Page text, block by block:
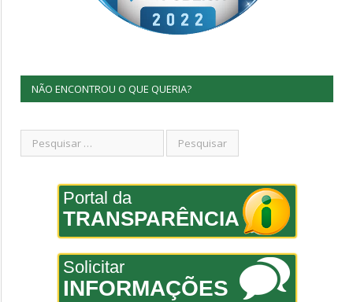
NÃO ENCONTROU O QUE QUERIA?
Portal da
TRANSPARÊNCIA
Solicitar
INFORMAÇÕES